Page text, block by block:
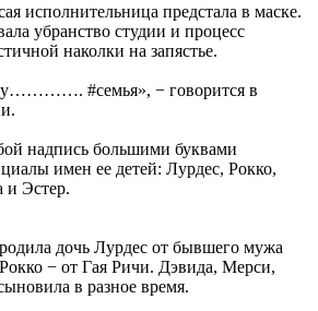
исполнительница предстала в маске.
убранство студии и процесс
наколки на запястье.
#семья», − говорится в
надпись большими буквами
имен ее детей: Лурдес, Рокко,
и Эстер.
дочь Лурдес от бывшего мужа
− от Гая Ричи. Дэвида, Мерси,
в разное время.